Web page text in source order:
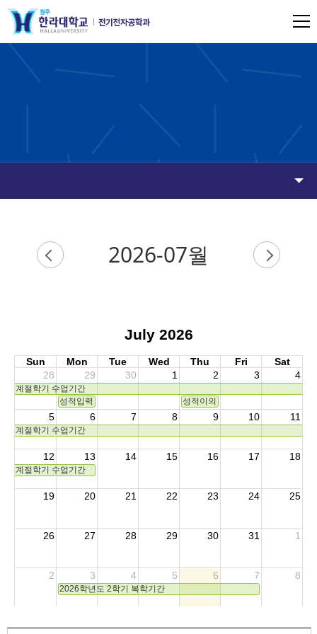
2026-07월